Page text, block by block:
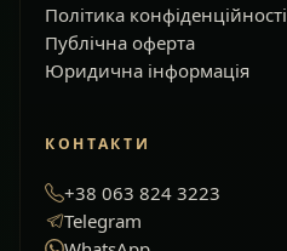
Політика конфіденційності
Публічна оферта
Юридична інформація
КОНТАКТИ
+38 063 824 3223
Telegram